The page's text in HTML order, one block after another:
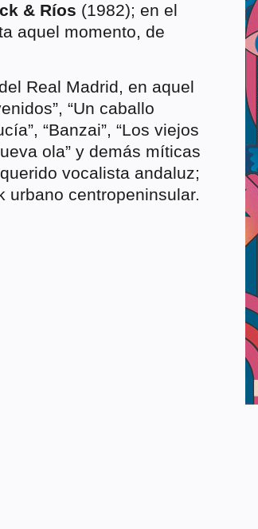
& Ríos (1982); en el
aquel momento, de
Real Madrid, en aquel
“Un caballo
“Banzai”, “Los viejos
ola” y demás míticas
vocalista andaluz;
centropeninsular.